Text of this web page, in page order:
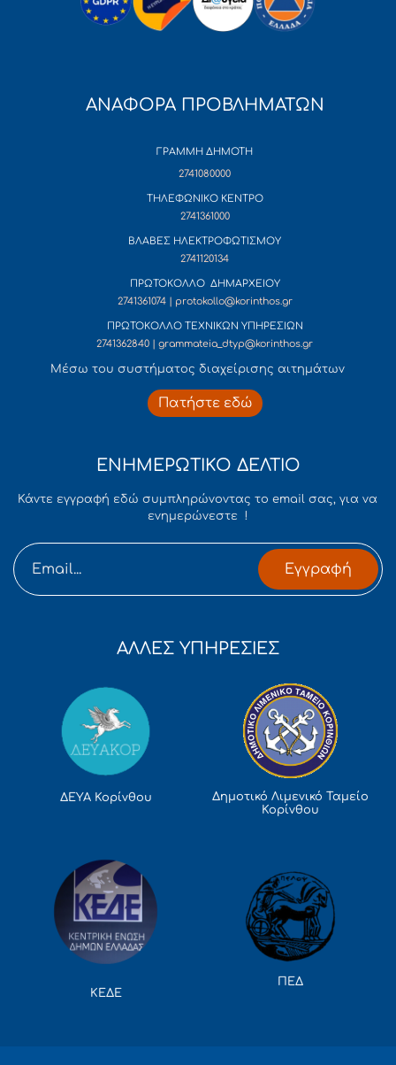
ΑΝΑΦΟΡΑ ΠΡΟΒΛΗΜΑΤΩΝ
ΓΡΑΜΜΗ ΔΗΜΟΤΗ
2741080000
ΤΗΛΕΦΩΝΙΚΟ ΚΕΝΤΡΟ
2741361000
ΒΛΑΒΕΣ ΗΛΕΚΤΡΟΦΩΤΙΣΜΟΥ
2741120134
ΠΡΩΤΟΚΟΛΛΟ ΔΗΜΑΡΧΕΙΟΥ
2741361074 | protokollo@korinthos.gr
ΠΡΩΤΟΚΟΛΛΟ ΤΕΧΝΙΚΩΝ ΥΠΗΡΕΣΙΩΝ
2741362840 | grammateia_dtyp@korinthos.gr
Mέσω του συστήματος διαχείρισης αιτημάτων
Πατήστε εδώ
ΕΝΗΜΕΡΩΤΙΚΟ ΔΕΛΤΙΟ
Κάντε εγγραφή εδώ συμπληρώνοντας το email σας, για να
ενημερώνεστε !
Εγγραφή
ΑΛΛΕΣ ΥΠΗΡΕΣΙΕΣ
ΔΕΥΑ Κορίνθου
Δημοτικό Λιμενικό Ταμείο
Κορίνθου
ΚΕΔΕ
ΠΕΔ